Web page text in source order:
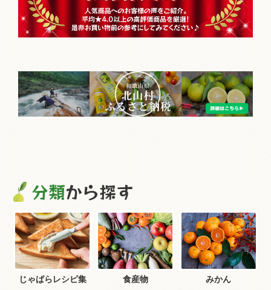
分類から探す
じゃばらレシピ集 食産物 みかん